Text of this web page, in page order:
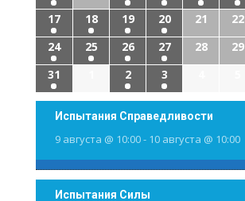
17
18 19 20 21 22
24
25 26 27 28 29
31
2 3
Испытания Справедливости
9 августа @ 10:00- 10 августа @ 10:00
Испытания Силы